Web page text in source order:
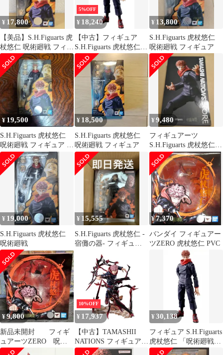
¥ 17,800
【美品】S.H.Figuarts 虎
杖悠仁 呪術廻戦 フィギ
ュアーツ
5%OFF
¥ 18,240
【中古】フィギュア
S.H.Figuarts 虎杖悠仁
「呪術廻戦」
¥ 13,800
S.H.Figuarts 虎杖悠仁
呪術廻戦 フィギュア
¥ 19,500
S.H.Figuarts 虎杖悠仁
呪術廻戦 フィギュア 本
体
¥ 18,500
S.H.Figuarts 虎杖悠仁
呪術廻戦 フィギュア
¥9,480
フィギュアーツ
S.H.Figuarts 虎杖悠仁
BEST SELECTION
¥ 19,000
S.H.Figuarts 虎杖悠仁
呪術廻戦
¥ 15,555
S.H.Figuarts 虎杖悠仁 -
宿儺の器- フィギュア
ーツ 呪術廻戦
¥7,370
バンダイ フィギュアー
ツZERO 虎杖悠仁 PVC
¥9,800
新品未開封 フィギ
ュアーツZERO 呪術
廻戦 虎杖
10%OFF
¥ 17,937
【中古】TAMASHII
NATIONS フィギュアー
ツZERO 呪術廻戦 虎杖
¥30,138
フィギュア S.H.Figuarts
虎杖悠仁 「呪術廻戦」
【14日以内発送】